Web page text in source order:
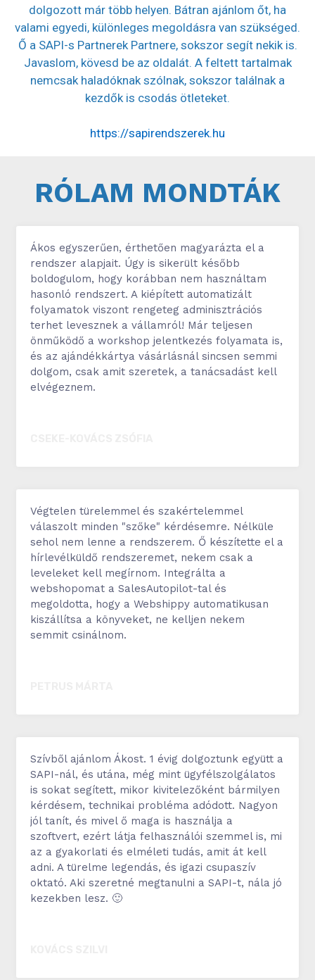
dolgozott már több helyen. Bátran ajánlom őt, ha
valami egyedi, különleges megoldásra van szükséged.
Ő a SAPI-s Partnerek Partnere, sokszor segít nekik is.
Javaslom, kövesd be az oldalát. A feltett tartalmak
nemcsak haladóknak szólnak, sokszor találnak a
kezdők is csodás ötleteket.
https://sapirendszerek.hu
RÓLAM MONDTÁK
Ákos egyszerűen, érthetően magyarázta el a
rendszer alapjait. Úgy is sikerült később
boldogulom, hogy korábban nem használtam
hasonló rendszert. A kiépített automatizált
folyamatok viszont rengeteg adminisztrációs
terhet levesznek a vállamról! Már teljesen
önműködő a workshop jelentkezés folyamata is,
és az ajándékkártya vásárlásnál sincsen semmi
dolgom, csak amit szeretek, a tanácsadást kell
elvégeznem.
Végtelen türelemmel és szakértelemmel
válaszolt minden "szőke" kérdésemre. Nélküle
sehol nem lenne a rendszerem. Ő készítette el a
hírlevélküldő rendszeremet, nekem csak a
leveleket kell megírnom. Integrálta a
webshopomat a SalesAutopilot-tal és
megoldotta, hogy a Webshippy automatikusan
kiszállítsa a könyveket, ne kelljen nekem
semmit csinálnom.
Szívből ajánlom Ákost. 1 évig dolgoztunk együtt a
SAPI-nál, és utána, még mint ügyfélszolgálatos
is sokat segített, mikor kivitelezőként bármilyen
kérdésem, technikai probléma adódott. Nagyon
jól tanít, és mivel ő maga is használja a
szoftvert, ezért látja felhasználói szemmel is, mi
az a gyakorlati és elméleti tudás, amit át kell
adni. A türelme legendás, és igazi csupaszív
oktató. Aki szeretné megtanulni a SAPI-t, nála jó
kezekben lesz. 🙂